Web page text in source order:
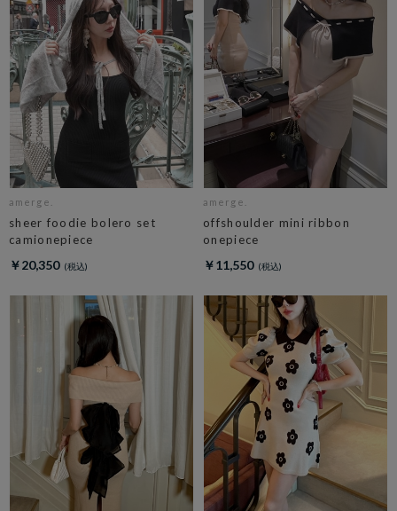
amerge.
sheer foodie bolero set
camionepiece
￥20,350
amerge.
offshoulder mini ribbon
onepiece
￥11,550